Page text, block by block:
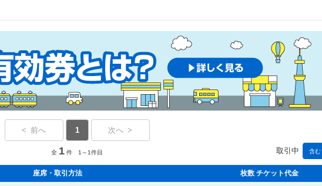
取引中 含む
< 前へ 1 次へ >
全 1 件 1～1件目
座席・取引方法 枚数 チケット代金